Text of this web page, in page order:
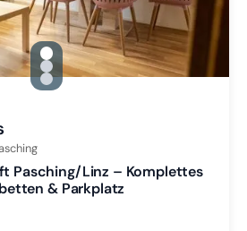
gallery.slide_selector
Zu Slide 1 wechseln
Zu Slide 2 wechseln
Zu Slide 3 wechseln
Pasching/Linz – Komplettes
& Parkplatz